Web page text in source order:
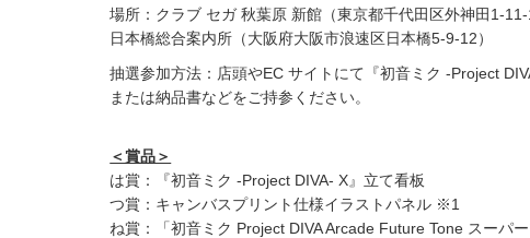
場所：クラブ セガ 秋葉原 新館（東京都千代田区外神田1-11-
日本橋総合案内所（大阪府大阪市浪速区日本橋5-9-12）
抽選参加方法：店頭やEC サイトにて『初音ミク -Project
または納品書などをご持参ください。
＜賞品＞
は賞：『初音ミク -Project DIVA- X』立て看板
つ賞：キャンバスプリント仕様イラストパネル ※1
ね賞：「初音ミク Project DIVA Arcade Future Tone スーパ